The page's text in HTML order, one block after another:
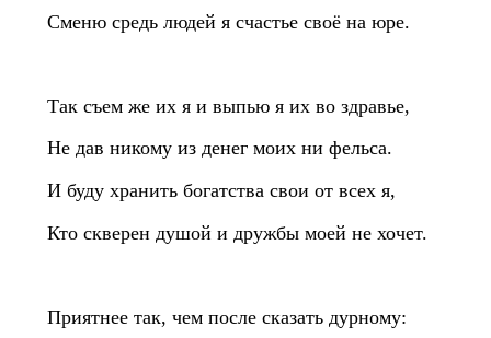
Сменю средь людей я счастье своё на юре.
Так съем же их я и выпью я их во здравье,
Не дав никому из денег моих ни фельса.
И буду хранить богатства свои от всех я,
Кто скверен душой и дружбы моей не хочет.
Приятнее так, чем после сказать дурному: